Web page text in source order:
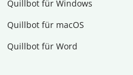
Quillbot für Windows
Quillbot für macOS
Quillbot für Word